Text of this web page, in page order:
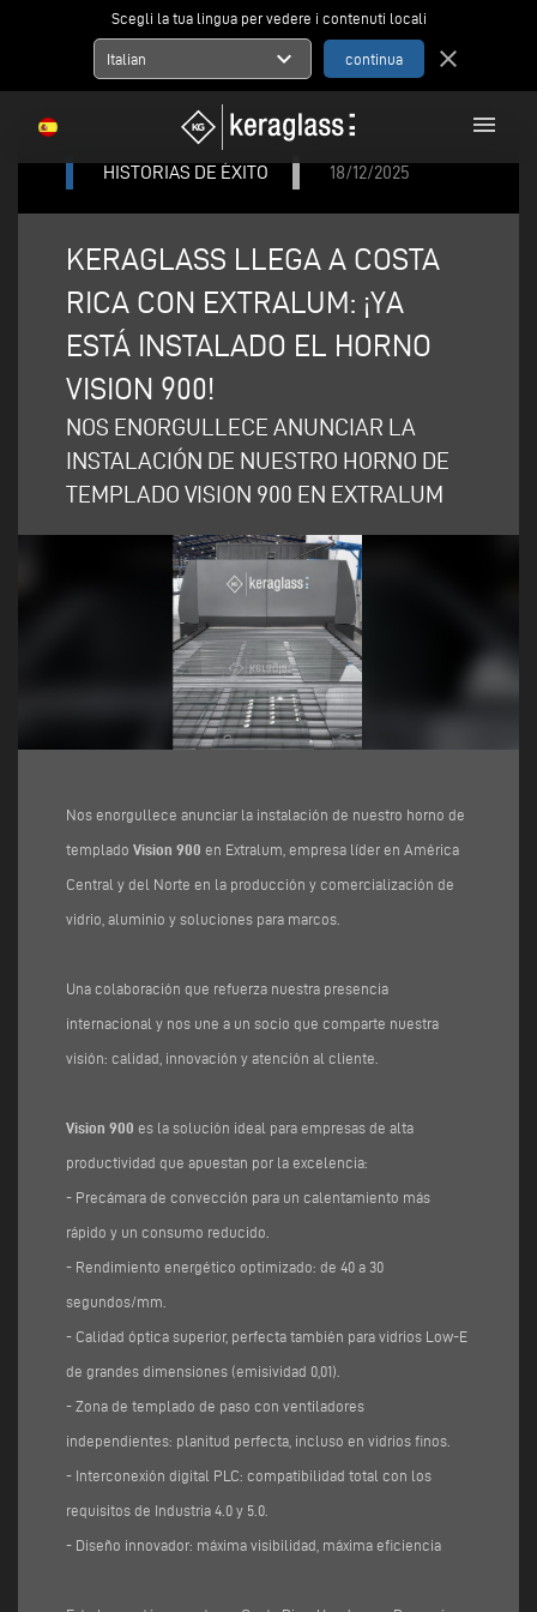
Scegli la tua lingua per vedere i contenuti locali
Italian expand_more close
menu
HISTORIAS DE ÉXITO 18/12/2025
KERAGLASS LLEGA A COSTA
RICA CON EXTRALUM: ¡YA
ESTÁ INSTALADO EL HORNO
VISION 900!
NOS ENORGULLECE ANUNCIAR LA
INSTALACIÓN DE NUESTRO HORNO DE
TEMPLADO VISION 900 EN EXTRALUM
Nos enorgullece anunciar la instalación de nuestro horno de
templado Vision 900 en Extralum, empresa líder en América
Central y del Norte en la producción y comercialización de
vidrio, aluminio y soluciones para marcos.
Una colaboración que refuerza nuestra presencia
internacional y nos une a un socio que comparte nuestra
visión: calidad, innovación y atención al cliente.
Vision 900 es la solución ideal para empresas de alta
productividad que apuestan por la excelencia:
- Precámara de convección para un calentamiento más
rápido y un consumo reducido.
- Rendimiento energético optimizado: de 40 a 30
segundos/mm.
- Calidad óptica superior, perfecta también para vidrios Low-E
de grandes dimensiones (emisividad 0,01).
- Zona de templado de paso con ventiladores
independientes: planitud perfecta, incluso en vidrios finos.
- Interconexión digital PLC: compatibilidad total con los
requisitos de Industria 4.0 y 5.0.
- Diseño innovador: máxima visibilidad, máxima eficiencia